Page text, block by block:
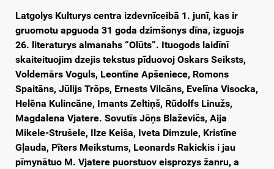
Latgolys Kulturys centra izdevnīceibā 1. junī, kas ir
gruomotu apguoda 31 goda dzimšonys dīna, izguojs
26. literaturys almanahs “Olūts”. Ituogods laidīnī
skaiteituojim dzejis tekstus pīduovoj Oskars Seiksts,
Voldemārs Voguls, Leontīne Apšeniece, Romons
Spaitāns, Jūlijs Trōps, Ernests Vilcāns, Evelīna Visocka,
Helēna Kulincāne, Imants Zeltiņš, Rūdolfs Linužs,
Magdalena Vjatere. Sovutīs Jōņs Blaževičs, Aija
Mikele-Strušele, Ilze Keiša, Iveta Dimzule, Kristīne
Gļauda, Pīters Meikstums, Leonards Rakickis i jau
pīmynātuo M. Vjatere puorstuov eisprozys žanru, a